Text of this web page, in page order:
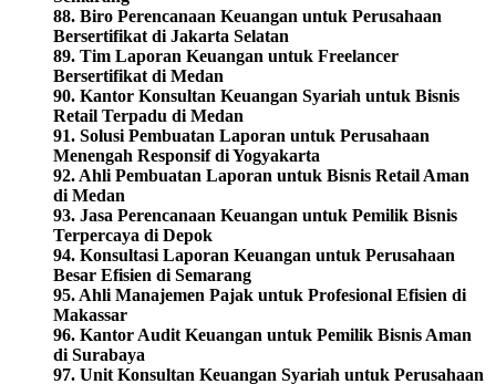
88. Biro Perencanaan Keuangan untuk Perusahaan
Bersertifikat di Jakarta Selatan
89. Tim Laporan Keuangan untuk Freelancer
Bersertifikat di Medan
90. Kantor Konsultan Keuangan Syariah untuk Bisnis
Retail Terpadu di Medan
91. Solusi Pembuatan Laporan untuk Perusahaan
Menengah Responsif di Yogyakarta
92. Ahli Pembuatan Laporan untuk Bisnis Retail Aman
di Medan
93. Jasa Perencanaan Keuangan untuk Pemilik Bisnis
Terpercaya di Depok
94. Konsultasi Laporan Keuangan untuk Perusahaan
Besar Efisien di Semarang
95. Ahli Manajemen Pajak untuk Profesional Efisien di
Makassar
96. Kantor Audit Keuangan untuk Pemilik Bisnis Aman
di Surabaya
97. Unit Konsultan Keuangan Syariah untuk Perusahaan